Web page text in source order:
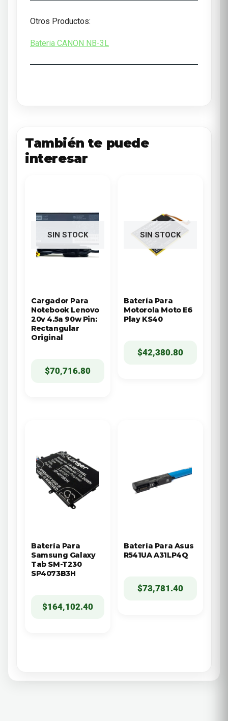
Otros Productos:
Bateria CANON NB-3L
También te puede
interesar
SIN STOCK
Cargador Para
Notebook Lenovo
20v 4.5a 90w Pin:
Rectangular
Original
$70,716.80
SIN STOCK
Batería Para
Motorola Moto E6
Play KS40
$42,380.80
Batería Para
Samsung Galaxy
Tab SM-T230
SP4073B3H
$164,102.40
Batería Para Asus
R541UA A31LP4Q
$73,781.40